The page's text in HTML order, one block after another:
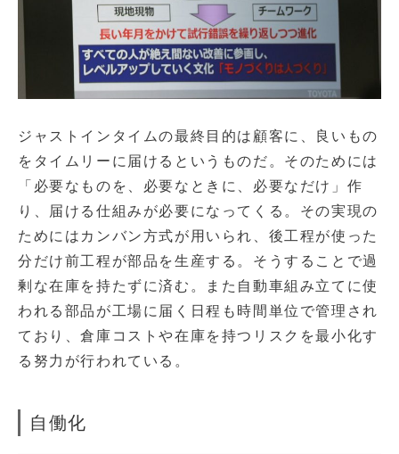
ジャストインタイムの最終目的は顧客に、良いもの
をタイムリーに届けるというものだ。そのためには
「必要なものを、必要なときに、必要なだけ」作
り、届ける仕組みが必要になってくる。その実現の
ためにはカンバン方式が用いられ、後工程が使った
分だけ前工程が部品を生産する。そうすることで過
剰な在庫を持たずに済む。また自動車組み立てに使
われる部品が工場に届く日程も時間単位で管理され
ており、倉庫コストや在庫を持つリスクを最小化す
る努力が行われている。
自働化